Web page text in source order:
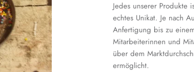
Jedes unserer
echtes Unikat. Je nach
Anfertigung bis zu
Mitarbeiterinnen und
über dem
ermöglicht.